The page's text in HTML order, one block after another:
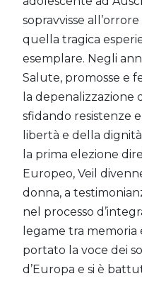
sopravvisse
quella tragica
esemplare. Negli
Salute, promosse e
la depenalizzazione
sfidando resistenze
libertà e della
la prima elezione
Europeo, Veil
donna, a
nel processo
legame tra
portato la voce dei
d’Europa e si è